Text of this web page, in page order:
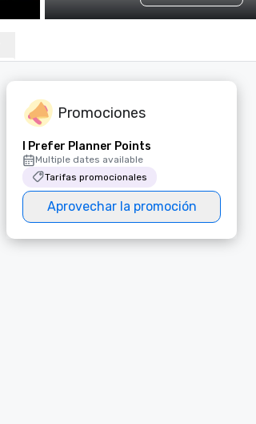
Promociones
I Prefer Planner Points
Multiple dates available
Tarifas promocionales
Aprovechar la promoción